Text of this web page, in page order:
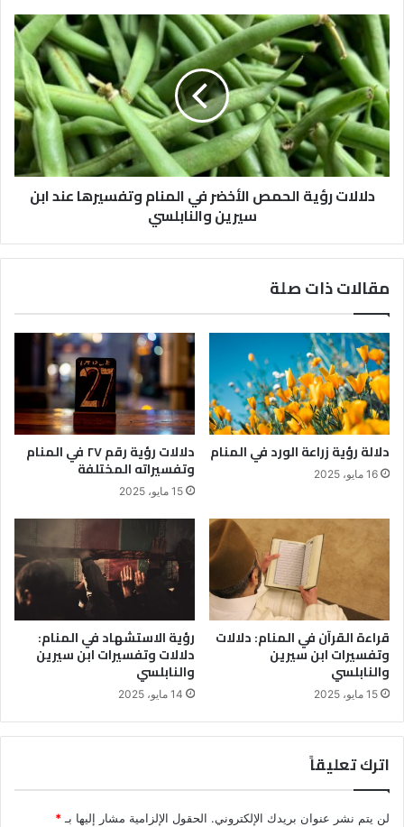
دلالات رؤية الحمص الأخضر في المنام وتفسيرها عند ابن
سيرين والنابلسي
مقالات ذات صلة
دلالة رؤية زراعة الورد في المنام
16 مايو، 2025
دلالات رؤية رقم ٢٧ في المنام
وتفسيراته المختلفة
15 مايو، 2025
قراءة القرآن في المنام: دلالات
وتفسيرات ابن سيرين
والنابلسي
15 مايو، 2025
رؤية الاستشهاد في المنام:
دلالات وتفسيرات ابن سيرين
والنابلسي
14 مايو، 2025
اترك تعليقاً
لن يتم نشر عنوان بريدك الإلكتروني. الحقول الإلزامية مشار إليها بـ *